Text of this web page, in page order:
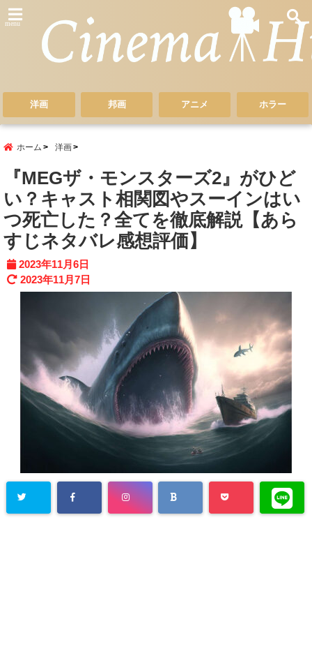
menu
洋画 邦画 アニメ ホラー
ホーム 洋画
『MEGザ・モンスターズ2』がひど
い？キャスト相関図やスーインはい
つ死亡した？全てを徹底解説【あら
すじネタバレ感想評価】
2023年11月6日
2023年11月7日